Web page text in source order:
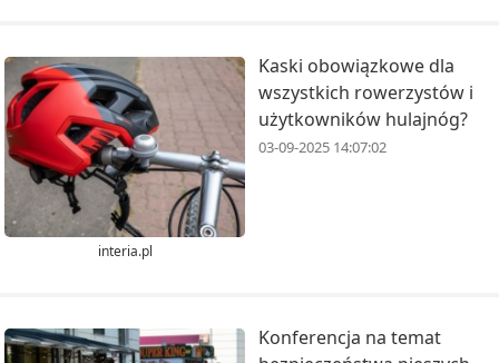
interia.pl
Kaski obowiązkowe dla
wszystkich rowerzystów i
użytkowników hulajnóg?
03-09-2025 14:07:02
Konferencja na temat